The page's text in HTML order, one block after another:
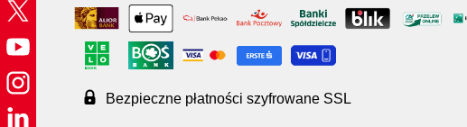
Bezpieczne płatności szyfrowane SSL